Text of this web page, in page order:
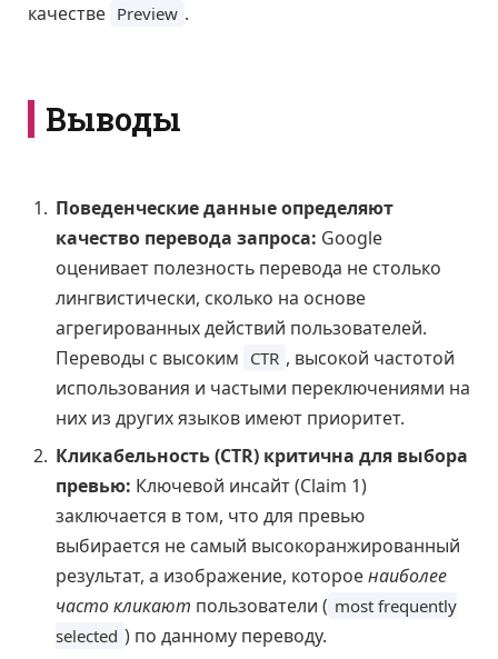
качестве Preview .
Выводы
Поведенческие данные определяют
качество перевода запроса: Google
оценивает полезность перевода не столько
лингвистически, сколько на основе
агрегированных действий пользователей.
Переводы с высоким CTR , высокой частотой
использования и частыми переключениями на
них из других языков имеют приоритет.
Кликабельность (CTR) критична для выбора
превью: Ключевой инсайт (Claim 1)
заключается в том, что для превью
выбирается не самый высокоранжированный
результат, а изображение, котороенаиболее
часто кликают пользователи ( most frequently
selected ) по данному переводу.